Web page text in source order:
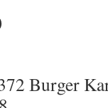
Burger